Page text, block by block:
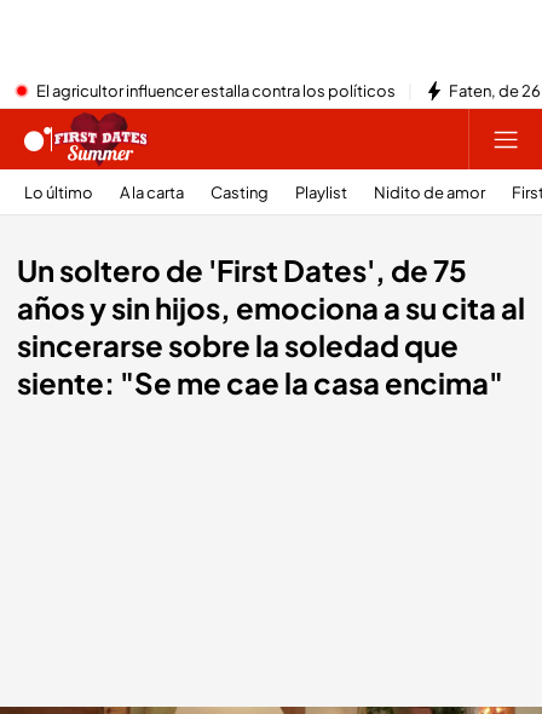
El agricultor influencer estalla contra los políticos Faten, de
Lo último A la carta Casting Playlist Nidito de amor
Un soltero de 'First Dates', de 75
años y sin hijos, emociona a su cita al
sincerarse sobre la soledad que
siente: "Se me cae la casa encima"